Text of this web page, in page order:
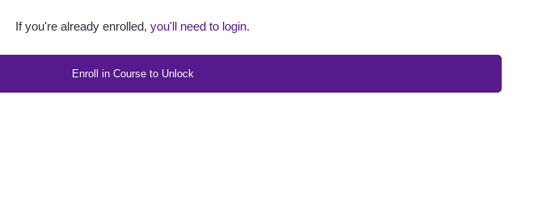
If you're already enrolled, you'll need to login.
Enroll in Course to Unlock